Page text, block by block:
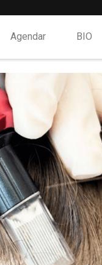
Agendar BIO